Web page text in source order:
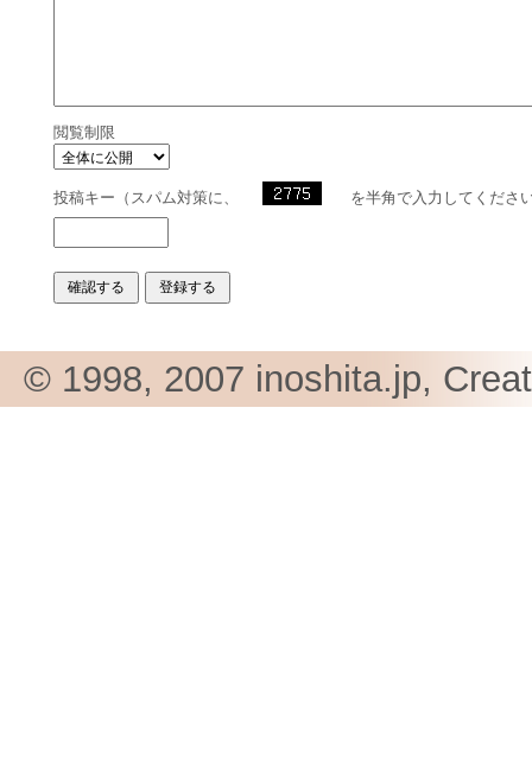
閲覧制限
投稿キー（スパム対策に、 を半角で入力してくださ
© 1998, 2007 inoshita.jp,